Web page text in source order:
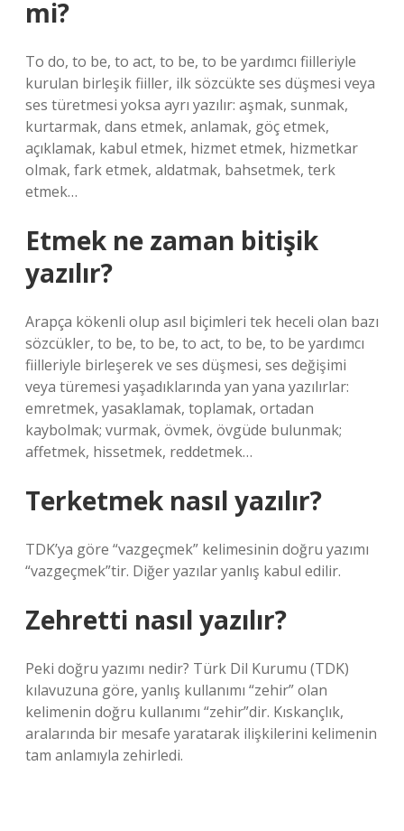
mi?
To do, to be, to act, to be, to be yardımcı fiilleriyle
kurulan birleşik fiiller, ilk sözcükte ses düşmesi veya
ses türetmesi yoksa ayrı yazılır: aşmak, sunmak,
kurtarmak, dans etmek, anlamak, göç etmek,
açıklamak, kabul etmek, hizmet etmek, hizmetkar
olmak, fark etmek, aldatmak, bahsetmek, terk
etmek…
Etmek ne zaman bitişik
yazılır?
Arapça kökenli olup asıl biçimleri tek heceli olan bazı
sözcükler, to be, to be, to act, to be, to be yardımcı
fiilleriyle birleşerek ve ses düşmesi, ses değişimi
veya türemesi yaşadıklarında yan yana yazılırlar:
emretmek, yasaklamak, toplamak, ortadan
kaybolmak; vurmak, övmek, övgüde bulunmak;
affetmek, hissetmek, reddetmek…
Terketmek nasıl yazılır?
TDK’ya göre “vazgeçmek” kelimesinin doğru yazımı
“vazgeçmek”tir. Diğer yazılar yanlış kabul edilir.
Zehretti nasıl yazılır?
Peki doğru yazımı nedir? Türk Dil Kurumu (TDK)
kılavuzuna göre, yanlış kullanımı “zehir” olan
kelimenin doğru kullanımı “zehir”dir. Kıskançlık,
aralarında bir mesafe yaratarak ilişkilerini kelimenin
tam anlamıyla zehirledi.